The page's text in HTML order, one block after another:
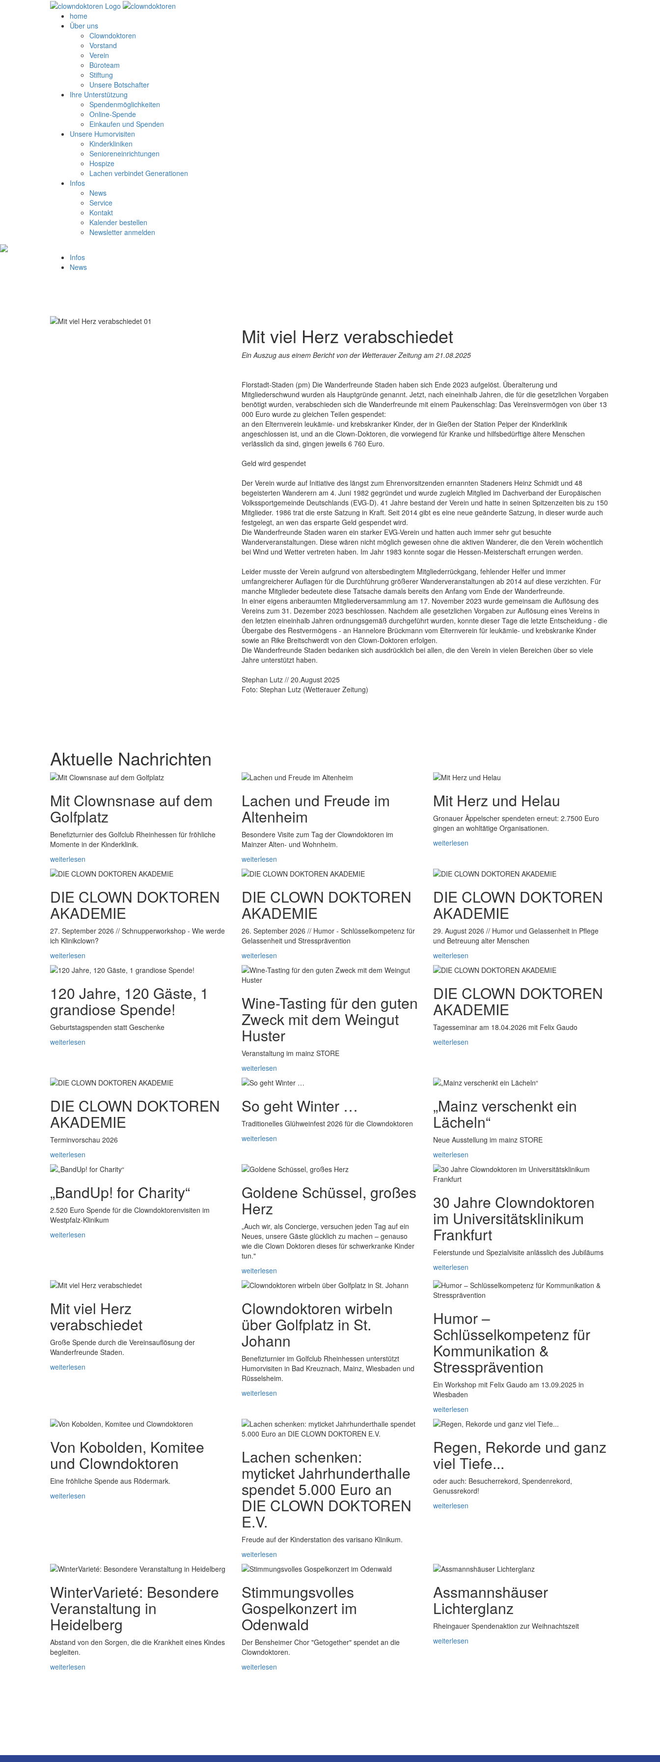
home
Über uns
Clowndoktoren
Vorstand
Verein
Büroteam
Stiftung
Unsere Botschafter
Ihre Unterstützung
Spendenmöglichkeiten
Online-Spende
Einkaufen und Spenden
Unsere Humorvisiten
Kinderkliniken
Senioreneinrichtungen
Hospize
Lachen verbindet Generationen
Infos
News
Service
Kontakt
Kalender bestellen
Newsletter anmelden
Infos
News
Mit viel Herz verabschiedet
Ein Auszug aus einem Bericht von der Wetterauer Zeitung am 21.08.2025
Florstadt-Staden (pm) Die Wanderfreunde Staden haben sich Ende 2023 aufgelöst. Überalterung und
Mitgliederschwund wurden als Hauptgründe genannt. Jetzt, nach eineinhalb Jahren, die für die gesetzlichen Vorgaben
benötigt wurden, verabschieden sich die Wanderfreunde mit einem Paukenschlag: Das Vereinsvermögen von über 13
000 Euro wurde zu gleichen Teilen gespendet:
an den Elternverein leukämie- und krebskranker Kinder, der in Gießen der Station Peiper der Kinderklinik
angeschlossen ist, und an die Clown-Doktoren, die vorwiegend für Kranke und hilfsbedürftige ältere Menschen
verlässlich da sind, gingen jeweils 6 760 Euro.
Geld wird gespendet
Der Verein wurde auf Initiative des längst zum Ehrenvorsitzenden ernannten Stadeners Heinz Schmidt und 48
begeisterten Wanderern am 4. Juni 1982 gegründet und wurde zugleich Mitglied im Dachverband der Europäischen
Volkssportgemeinde Deutschlands (EVG-D). 41 Jahre bestand der Verein und hatte in seinen Spitzenzeiten bis zu 150
Mitglieder. 1986 trat die erste Satzung in Kraft. Seit 2014 gibt es eine neue geänderte Satzung, in dieser wurde auch
festgelegt, an wen das ersparte Geld gespendet wird.
Die Wanderfreunde Staden waren ein starker EVG-Verein und hatten auch immer sehr gut besuchte
Wanderveranstaltungen. Diese wären nicht möglich gewesen ohne die aktiven Wanderer, die den Verein wöchentlich
bei Wind und Wetter vertreten haben. Im Jahr 1983 konnte sogar die Hessen-Meisterschaft errungen werden.
Leider musste der Verein aufgrund von altersbedingtem Mitgliederrückgang, fehlender Helfer und immer
umfangreicherer Auflagen für die Durchführung größerer Wanderveranstaltungen ab 2014 auf diese verzichten. Für
manche Mitglieder bedeutete diese Tatsache damals bereits den Anfang vom Ende der Wanderfreunde.
In einer eigens anberaumten Mitgliederversammlung am 17. November 2023 wurde gemeinsam die Auflösung des
Vereins zum 31. Dezember 2023 beschlossen. Nachdem alle gesetzlichen Vorgaben zur Auflösung eines Vereins in
den letzten eineinhalb Jahren ordnungsgemäß durchgeführt wurden, konnte dieser Tage die letzte Entscheidung - die
Übergabe des Restvermögens - an Hannelore Brückmann vom Elternverein für leukämie- und krebskranke Kinder
sowie an Rike Breitschwerdt von den Clown-Doktoren erfolgen.
Die Wanderfreunde Staden bedanken sich ausdrücklich bei allen, die den Verein in vielen Bereichen über so viele
Jahre unterstützt haben.
Stephan Lutz // 20.August 2025
Foto: Stephan Lutz (Wetterauer Zeitung)
Aktuelle Nachrichten
Mit Clownsnase auf dem
Golfplatz
Benefizturnier des Golfclub Rheinhessen für fröhliche
Momente in der Kinderklinik.
weiterlesen
Lachen und Freude im
Altenheim
Besondere Visite zum Tag der Clowndoktoren im
Mainzer Alten- und Wohnheim.
weiterlesen
Mit Herz und Helau
Gronauer Äppelscher spendeten erneut: 2.7500 Euro
gingen an wohltätige Organisationen.
weiterlesen
DIE CLOWN DOKTOREN
AKADEMIE
27. September 2026 // Schnupperworkshop - Wie werde
ich Klinikclown?
weiterlesen
DIE CLOWN DOKTOREN
AKADEMIE
26. September 2026 // Humor - Schlüsselkompetenz für
Gelassenheit und Stressprävention
weiterlesen
DIE CLOWN DOKTOREN
AKADEMIE
29. August 2026 // Humor und Gelassenheit in Pflege
und Betreuung alter Menschen
weiterlesen
120 Jahre, 120 Gäste, 1
grandiose Spende!
Geburtstagspenden statt Geschenke
weiterlesen
Wine-Tasting für den guten
Zweck mit dem Weingut
Huster
Veranstaltung im mainz STORE
weiterlesen
DIE CLOWN DOKTOREN
AKADEMIE
Tagesseminar am 18.04.2026 mit Felix Gaudo
weiterlesen
DIE CLOWN DOKTOREN
AKADEMIE
Terminvorschau 2026
weiterlesen
So geht Winter …
Traditionelles Glühweinfest 2026 für die Clowndoktoren
weiterlesen
„Mainz verschenkt ein
Lächeln“
Neue Ausstellung im mainz STORE
weiterlesen
„BandUp! for Charity“
2.520 Euro Spende für die Clowndoktorenvisiten im
Westpfalz-Klinikum
weiterlesen
Goldene Schüssel, großes
Herz
„Auch wir, als Concierge, versuchen jeden Tag auf ein
Neues, unsere Gäste glücklich zu machen – genauso
wie die Clown Doktoren dieses für schwerkranke Kinder
tun."
weiterlesen
30 Jahre Clowndoktoren
im Universitätsklinikum
Frankfurt
Feierstunde und Spezialvisite anlässlich des Jubiläums
weiterlesen
Mit viel Herz
verabschiedet
Große Spende durch die Vereinsauflösung der
Wanderfreunde Staden.
weiterlesen
Clowndoktoren wirbeln
über Golfplatz in St.
Johann
Benefizturnier im Golfclub Rheinhessen unterstützt
Humorvisiten in Bad Kreuznach, Mainz, Wiesbaden und
Rüsselsheim.
weiterlesen
Humor –
Schlüsselkompetenz für
Kommunikation &
Stressprävention
Ein Workshop mit Felix Gaudo am 13.09.2025 in
Wiesbaden
weiterlesen
Von Kobolden, Komitee
und Clowndoktoren
Eine fröhliche Spende aus Rödermark.
weiterlesen
Lachen schenken:
myticket Jahrhunderthalle
spendet 5.000 Euro an
DIE CLOWN DOKTOREN
E.V.
Freude auf der Kinderstation des varisano Klinikum.
weiterlesen
Regen, Rekorde und ganz
viel Tiefe...
oder auch: Besucherrekord, Spendenrekord,
Genussrekord!
weiterlesen
WinterVarieté: Besondere
Veranstaltung in
Heidelberg
Abstand von den Sorgen, die die Krankheit eines Kindes
begleiten.
weiterlesen
Stimmungsvolles
Gospelkonzert im
Odenwald
Der Bensheimer Chor "Getogether" spendet an die
Clowndoktoren.
weiterlesen
Assmannshäuser
Lichterglanz
Rheingauer Spendenaktion zur Weihnachtszeit
weiterlesen